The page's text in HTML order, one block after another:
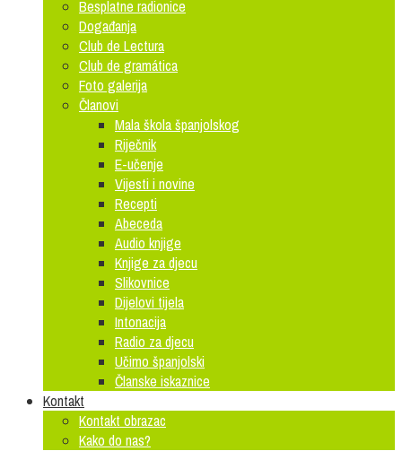
Besplatne radionice
Događanja
Club de Lectura
Club de gramática
Foto galerija
Članovi
Mala škola španjolskog
Riječnik
E-učenje
Vijesti i novine
Recepti
Abeceda
Audio knjige
Knjige za djecu
Slikovnice
Dijelovi tijela
Intonacija
Radio za djecu
Učimo španjolski
Članske iskaznice
Kontakt
Kontakt obrazac
Kako do nas?